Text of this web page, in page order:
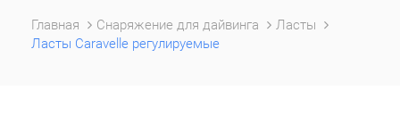
Главная Снаряжение для дайвинга
Ласты
Ласты Caravelle регулируемые